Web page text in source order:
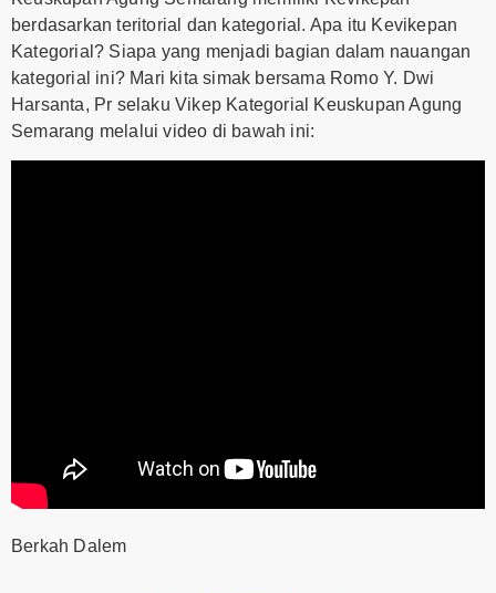
berdasarkan teritorial dan kategorial. Apa itu Kevikepan
Kategorial? Siapa yang menjadi bagian dalam nauangan
kategorial ini? Mari kita simak bersama Romo Y. Dwi
Harsanta, Pr selaku Vikep Kategorial Keuskupan Agung
Semarang melalui video di bawah ini:
Berkah Dalem